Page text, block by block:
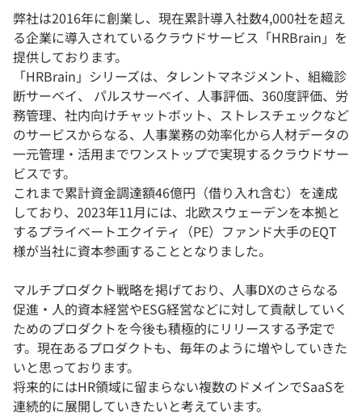
弊社は2016年に創業し、現在累計導入社数4,000社を超え
る企業に導入されているクラウドサービス「HRBrain」を
提供しております。
「HRBrain」シリーズは、タレントマネジメント、組織診
断サーベイ、 パルスサーベイ、人事評価、360度評価、労
務管理、社内向けチャットボット、ストレスチェックなど
のサービスからなる、人事業務の効率化から人材データの
一元管理・活用までワンストップで実現するクラウドサー
ビスです。
これまで累計資金調達額46億円（借り入れ含む）を達成
しており、2023年11月には、北欧スウェーデンを本拠と
するプライベートエクイティ（PE）ファンド大手のEQT
様が当社に資本参画することとなりました。
マルチプロダクト戦略を掲げており、人事DXのさらなる
促進・人的資本経営やESG経営などに対して貢献していく
ためのプロダクトを今後も積極的にリリースする予定で
す。現在あるプロダクトも、毎年のように増やしていきた
いと思っております。
将来的にはHR領域に留まらない複数のドメインでSaaSを
連続的に展開していきたいと考えています。